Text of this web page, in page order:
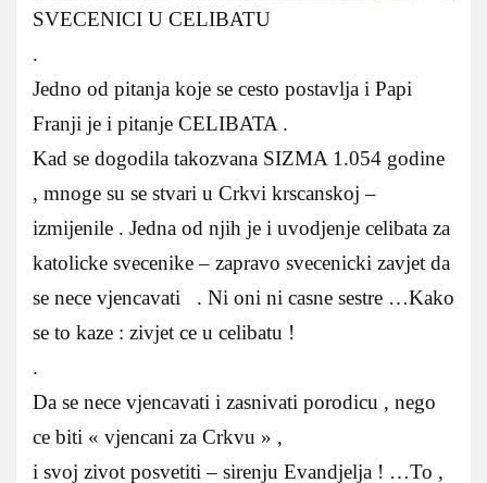
SVECENICI U CELIBATU
.
Jedno od pitanja koje se cesto postavlja i Papi
Franji je i pitanje CELIBATA .
Kad se dogodila takozvana SIZMA 1.054 godine
, mnoge su se stvari u Crkvi krscanskoj –
izmijenile . Jedna od njih je i uvodjenje celibata za
katolicke svecenike – zapravo svecenicki zavjet da
se nece vjencavati . Ni oni ni casne sestre …Kako
se to kaze : zivjet ce u celibatu !
.
Da se nece vjencavati i zasnivati porodicu , nego
ce biti « vjencani za Crkvu » ,
i svoj zivot posvetiti – sirenju Evandjelja ! …To ,